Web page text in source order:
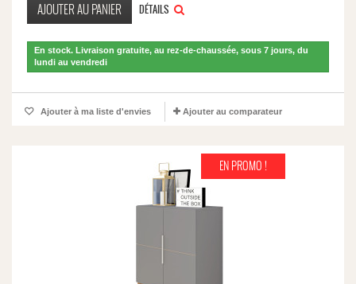
AJOUTER AU PANIER DÉTAILS
En stock. Livraison gratuite, au rez-de-chaussée, sous 7 jours, du
lundi au vendredi
Ajouter à ma liste d'envies Ajouter au comparateur
EN PROMO !